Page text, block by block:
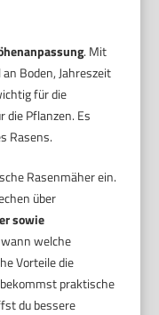
. Mit
Boden, Jahreszeit
für die
die Pflanzen. Es
Rasens.
Rasenmäher ein.
über
sowie
welche
Vorteile die
praktische
du bessere